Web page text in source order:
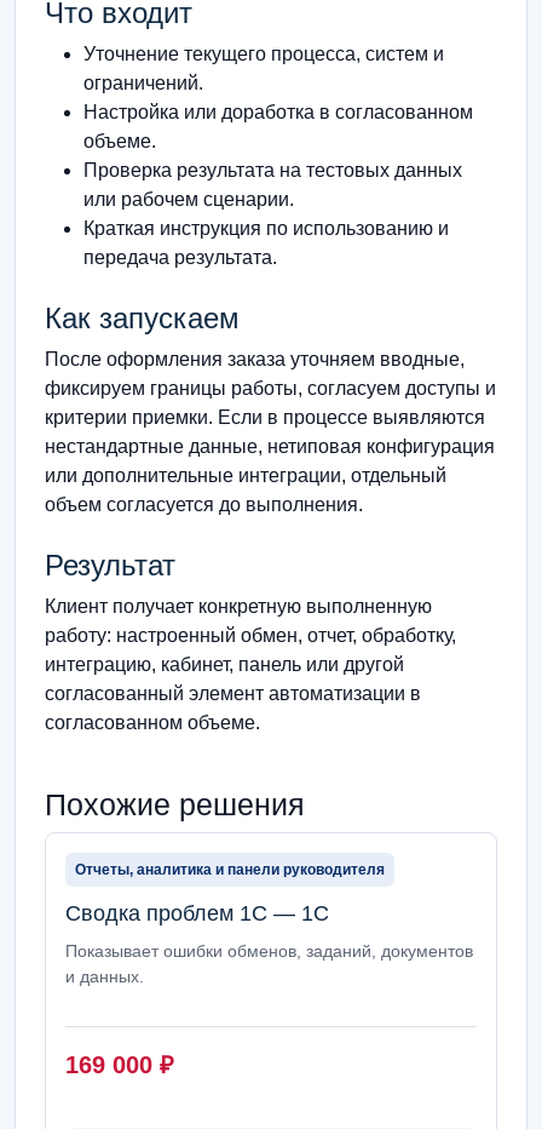
Что входит
Уточнение текущего процесса, систем и
ограничений.
Настройка или доработка в согласованном
объеме.
Проверка результата на тестовых данных
или рабочем сценарии.
Краткая инструкция по использованию и
передача результата.
Как запускаем
После оформления заказа уточняем вводные,
фиксируем границы работы, согласуем доступы и
критерии приемки. Если в процессе выявляются
нестандартные данные, нетиповая конфигурация
или дополнительные интеграции, отдельный
объем согласуется до выполнения.
Результат
Клиент получает конкретную выполненную
работу: настроенный обмен, отчет, обработку,
интеграцию, кабинет, панель или другой
согласованный элемент автоматизации в
согласованном объеме.
Похожие решения
Отчеты, аналитика и панели руководителя
Сводка проблем 1С — 1С
Показывает ошибки обменов, заданий, документов
и данных.
169 000 ₽